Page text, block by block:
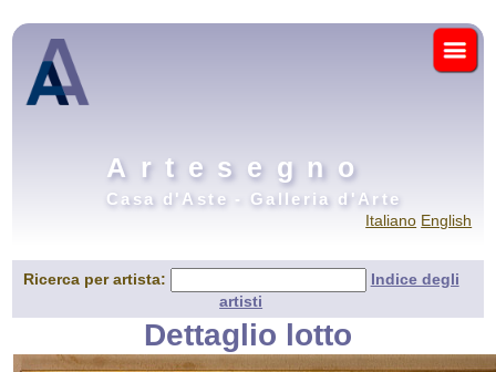
Artesegno
Casa d'Aste - Galleria d'Arte
Italiano English
Ricerca per artista:
Indice degli
artisti
Dettaglio lotto